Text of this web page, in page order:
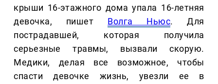
крыши 16-этажного дома упала 16-летняя
девочка, пишет Волга Ньюс. Для
пострадавшей, которая получила
серьезные травмы, вызвали скорую.
Медики, делая все возможное, чтобы
спасти девочке жизнь, увезли ее в